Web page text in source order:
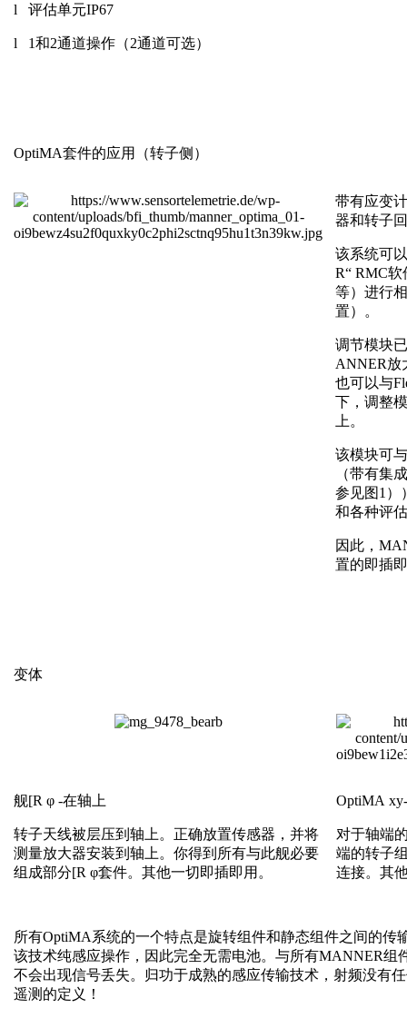
l 评估单元IP67
l 1和2通道操作（2通道可选）
OptiMA套件的应用（转子侧）
带有应变
器和转子
该系统可
R“ RMC
等）进行
置）。
调节模块
ANNER放
也可以与
下，调整
上。
该模块可
（带有集
参见图1）
和各种评
因此，
置的即插
变体
舰[R φ -在轴上
转子天线被层压到轴上。正确放置传感器，并将
测量放大器安装到轴上。你得到所有与此舰必要
组成部分[R φ套件。其他一切即插即用。
OptiMA
对于轴端
端的转子
连接。其
所有OptiMA系统的一个特点是旋转组件和静态组件之间的传
该技术纯感应操作，因此完全无需电池。与所有MANNER组
不会出现信号丢失。归功于成熟的感应传输技术，射频没有
遥测的定义！